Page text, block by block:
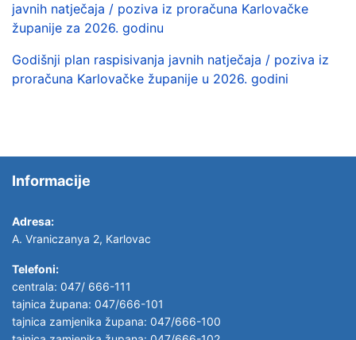
javnih natječaja / poziva iz proračuna Karlovačke
županije za 2026. godinu
Godišnji plan raspisivanja javnih natječaja / poziva iz
proračuna Karlovačke županije u 2026. godini
Informacije
Adresa:
A. Vraniczanya 2, Karlovac
Telefoni:
centrala: 047/ 666-111
tajnica župana: 047/666-101
tajnica zamjenika župana: 047/666-100